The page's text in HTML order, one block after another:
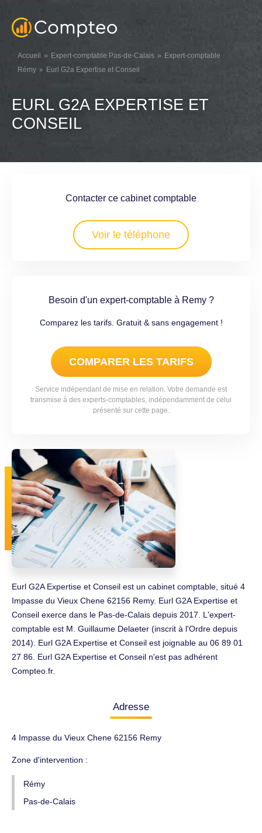
Accueil Expert-comptable Pas-de-Calais
Expert-comptable
Rémy
Eurl G2a Expertise et Conseil
EURL G2A EXPERTISE ET
CONSEIL
Contacter ce cabinet comptable
Voir le téléphone
Besoin d'un expert-comptable à Remy ?
Comparez les tarifs. Gratuit & sans engagement !
COMPARER LES TARIFS
Service indépendant de mise en relation. Votre demande est
transmise à des experts-comptables, indépendamment de celui
présenté sur cette page.
Eurl G2A Expertise et Conseil est un cabinet comptable, situé 4
Impasse du Vieux Chene 62156 Remy. Eurl G2A Expertise et
Conseil exerce dans le Pas-de-Calais depuis 2017. L'expert-
comptable est M. Guillaume Delaeter (inscrit à l'Ordre depuis
2014). Eurl G2A Expertise et Conseil est joignable au 06 89 01
27 86. Eurl G2A Expertise et Conseil n'est pas adhérent
Compteo.fr.
Adresse
4 Impasse du Vieux Chene 62156 Remy
Zone d'intervention :
Rémy
Pas-de-Calais